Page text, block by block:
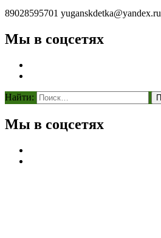
89028595701 yuganskdetka@yandex.ru
Мы в соцсетях
Найти:
Мы в соцсетях